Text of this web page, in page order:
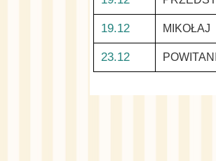
19.12 MIKOŁAJ
23.12